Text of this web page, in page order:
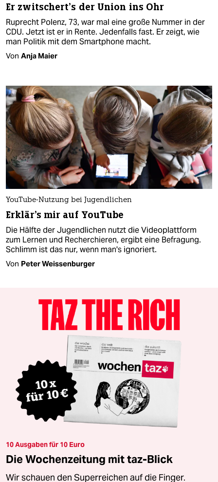
Er zwitschert’s der Union ins Ohr
Ruprecht Polenz, 73, war mal eine große Nummer in der
CDU. Jetzt ist er in Rente. Jedenfalls fast. Er zeigt, wie
man Politik mit dem Smartphone macht.
Von Anja Maier
YouTube-Nutzung bei Jugendlichen
Erklär's mir auf YouTube
Die Hälfte der Jugendlichen nutzt die Videoplattform
zum Lernen und Recherchieren, ergibt eine Befragung.
Schlimm ist das nur, wenn man's ignoriert.
Von Peter Weissenburger
10 Ausgaben für 10 Euro
Die Wochenzeitung mit taz-Blick
Wir schauen den Superreichen auf die Finger.